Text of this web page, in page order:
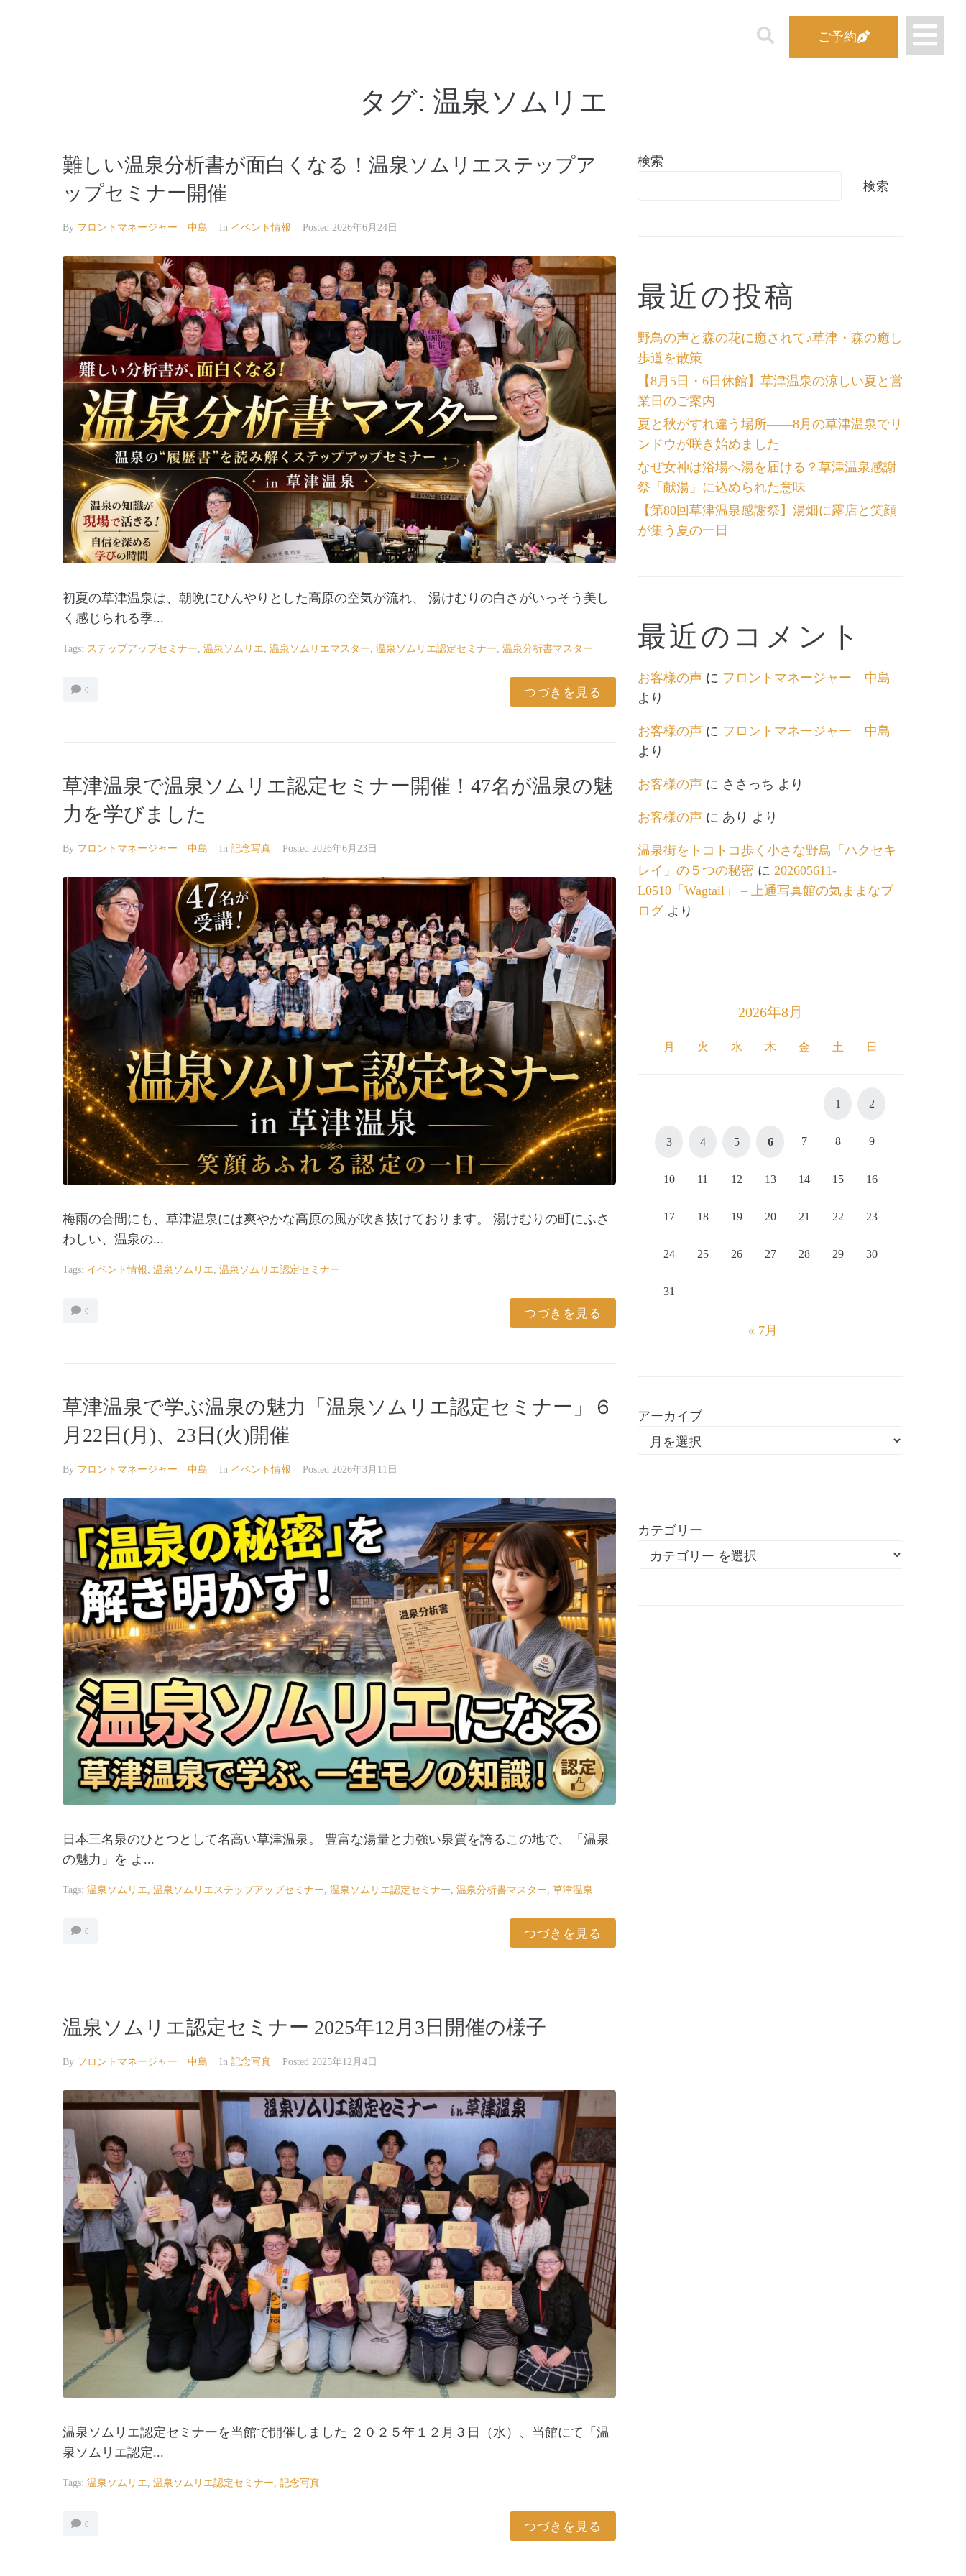
ご予約
タグ: 温泉ソムリエ
難しい温泉分析書が面白くなる！温泉ソムリエステップア
ップセミナー開催
By フロントマネージャー 中島 In イベント情報 Posted 2026年6月24日
初夏の草津温泉は、朝晩にひんやりとした高原の空気が流れ、 湯けむりの白さがいっそう美し
く感じられる季...
Tags: ステップアップセミナー 温泉ソムリエ 温泉ソムリエマスター 温泉ソムリエ認定セミナー 温泉分析書マスター
0 つづきを見る
草津温泉で温泉ソムリエ認定セミナー開催！47名が温泉の魅
力を学びました
By フロントマネージャー 中島 In 記念写真 Posted 2026年6月23日
梅雨の合間にも、草津温泉には爽やかな高原の風が吹き抜けております。 湯けむりの町にふさ
わしい、温泉の...
Tags: イベント情報 温泉ソムリエ 温泉ソムリエ認定セミナー
0 つづきを見る
草津温泉で学ぶ温泉の魅力「温泉ソムリエ認定セミナー」６
月22日(月)、23日(火)開催
By フロントマネージャー 中島 In イベント情報 Posted 2026年3月11日
日本三名泉のひとつとして名高い草津温泉。 豊富な湯量と力強い泉質を誇るこの地で、「温泉
の魅力」を よ...
Tags: 温泉ソムリエ, 温泉ソムリエステップアップセミナー, 温泉ソムリエ認定セミナー, 温泉分析書マスター, 草津温泉
0 つづきを見る
温泉ソムリエ認定セミナー 2025年12月3日開催の様子
By フロントマネージャー 中島 In 記念写真 Posted 2025年12月4日
温泉ソムリエ認定セミナーを当館で開催しました ２０２５年１２月３日（水）、当館にて「温
泉ソムリエ認定...
Tags: 温泉ソムリエ, 温泉ソムリエ認定セミナー, 記念写真
0 つづきを見る
検索
検索
最近の投稿
野鳥の声と森の花に癒されて♪草津・森の癒し
歩道を散策
【8月5日・6日休館】草津温泉の涼しい夏と営
業日のご案内
夏と秋がすれ違う場所――8月の草津温泉でリ
ンドウが咲き始めました
なぜ女神は浴場へ湯を届ける？草津温泉感謝
祭「献湯」に込められた意味
【第80回草津温泉感謝祭】湯畑に露店と笑顔
が集う夏の一日
最近のコメント
お客様の声 に フロントマネージャー 中島
より
お客様の声 に フロントマネージャー 中島
より
お客様の声 に ささっち より
お客様の声 に あり より
温泉街をトコトコ歩く小さな野鳥「ハクセキ
レイ」の５つの秘密 に 202605611-
L0510「Wagtail」 – 上通写真館の気ままなブ
ログより
2026年8月
月 火 水 木 金 土 日
1 2
3 4 5 6 7 8 9
10 11 12 13 14 15 16
17 18 19 20 21 22 23
24 25 26 27 28 29 30
31
« 7月
アーカイブ
カテゴリー